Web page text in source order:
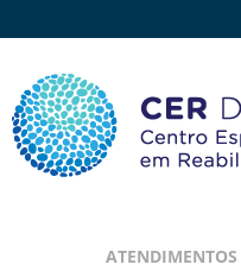
ATENDIMENTOS